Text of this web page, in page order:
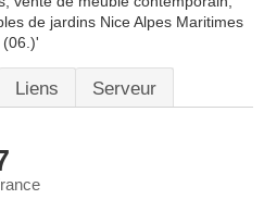
de jardins Nice Alpes Maritimes
(06.)'
Liens Serveur